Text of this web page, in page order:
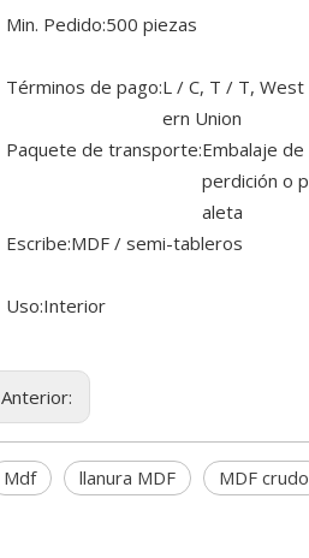
Min. Pedido:500 piezas
Términos de pago:L / C, T / T, West
ern Union
Paquete de transporte:Embalaje de
perdición o p
aleta
Escribe:MDF / semi-tableros
Uso:Interior
Anterior:
Mdf llanura MDF MDF crudo